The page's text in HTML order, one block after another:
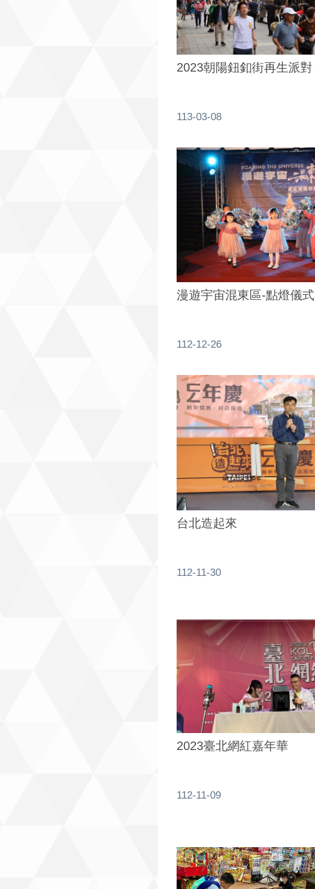
2023朝陽鈕釦街再生派對
113-03-08
漫遊宇宙混東區-點燈儀式
112-12-26
台北造起來
112-11-30
2023臺北網紅嘉年華
112-11-09